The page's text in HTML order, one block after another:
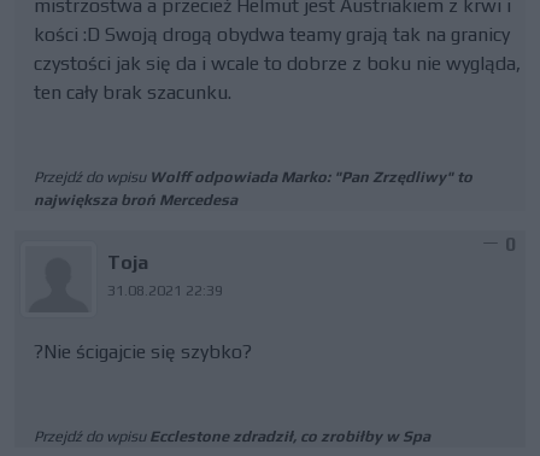
mistrzostwa a przecież Helmut jest Austriakiem z krwi i
kości :D Swoją drogą obydwa teamy grają tak na granicy
czystości jak się da i wcale to dobrze z boku nie wygląda,
ten cały brak szacunku.
Przejdź do wpisu Wolff odpowiada Marko: "Pan Zrzędliwy" to
największa broń Mercedesa
Toja
31.08.2021 22:39
0
?Nie ścigajcie się szybko?
Przejdź do wpisu Ecclestone zdradził, co zrobiłby w Spa